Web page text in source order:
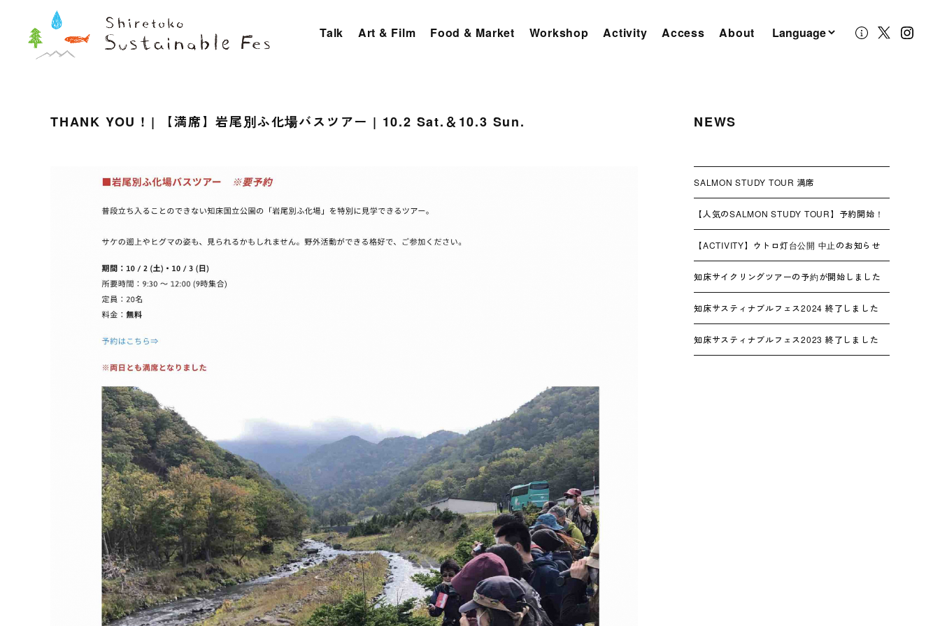
Talk Art & Film Food & Market Workshop Activity Access About
THANK YOU ! | 【満席】岩尾別ふ化場バスツアー | 10.2 Sat.＆10.3 Sun. NEWS
SALMON STUDY TOUR 満席
【人気のSALMON STUDY TOUR】予約開始！
【ACTIVITY】ウトロ灯台公開 中止のお知らせ
知床サイクリングツアーの予約が開始しました
知床サスティナブルフェス2024 終了しました
知床サスティナブルフェス2023 終了しました